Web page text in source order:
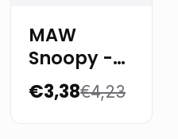
MAW
Snoopy -
Paper
Clips con
€3,38€4,23